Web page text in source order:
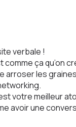
verbale !
ça qu’on
arroser les
votre meilleur
avoir une